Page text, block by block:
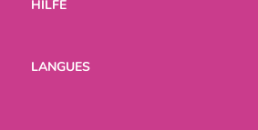
HILFE
LANGUES